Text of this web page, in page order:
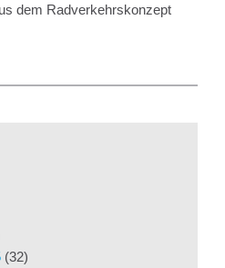
dem Radverkehrskonzept
(32)